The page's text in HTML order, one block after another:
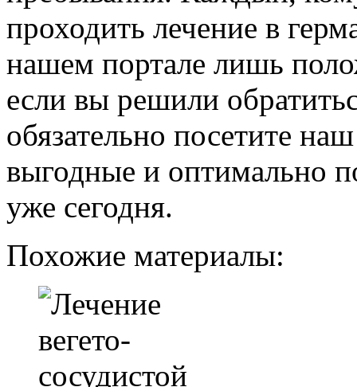
проходить лечение в
нашем портале лишь
если вы решили
обязательно посетите
выгодные и оптимально
уже сегодня.
Похожие материалы: